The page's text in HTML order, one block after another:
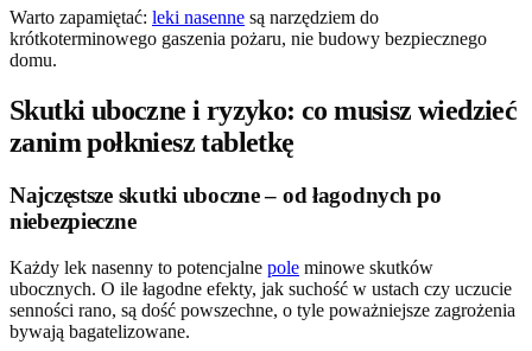
Warto zapamiętać: leki nasenne są narzędziem do
krótkoterminowego gaszenia pożaru, nie budowy bezpiecznego
domu.
Skutki uboczne i ryzyko: co musisz wiedzieć
zanim połkniesz tabletkę
Najczęstsze skutki uboczne – od łagodnych po
niebezpieczne
Każdy lek nasenny to potencjalne pole minowe skutków
ubocznych. O ile łagodne efekty, jak suchość w ustach czy uczucie
senności rano, są dość powszechne, o tyle poważniejsze zagrożenia
bywają bagatelizowane.